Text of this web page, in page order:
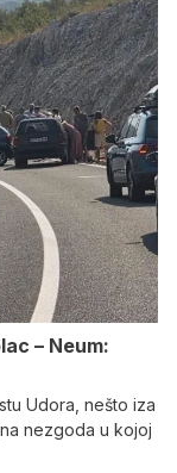
– Neum:
Udora, nešto iza
nezgoda u kojoj